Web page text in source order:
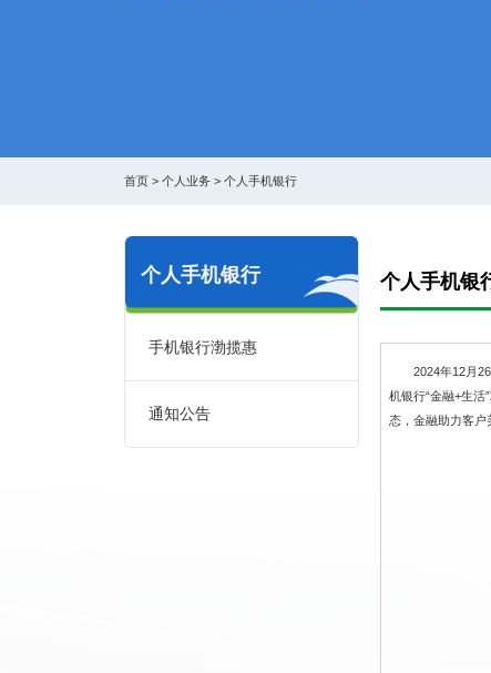
首页 > 个人业务 > 个人手机银行
个人手机银行
手机银行渤揽惠
通知公告
个人手机银
2024年12月26
机银行“金融+生
态，金融助力客户